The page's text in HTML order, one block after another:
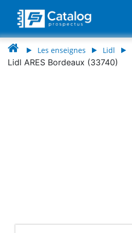
Les enseignes Lidl
Lidl ARES Bordeaux (33740)